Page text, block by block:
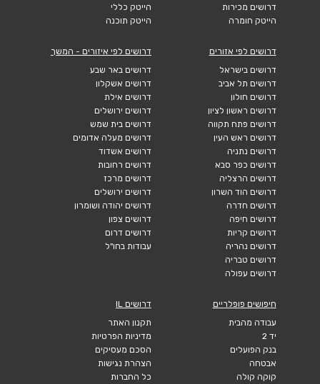
דרושים מכירות
הייטק חומרה
הייטק כללי
הייטק תוכנה
דרושים לפי אזורים
דרושים בישראל
דרושים תל אביב
דרושים חולון
דרושים ראשון לציון
דרושים פתח תקווה
דרושים ראש העין
דרושים נתניה
דרושים כפר סבא
דרושים הרצליה
דרושים הוד השרון
דרושים חדרה
דרושים חיפה
דרושים קריות
דרושים נהריה
דרושים טבריה
דרושים עפולה
דרושים לפי איזורים - המשך
דרושים באר שבע
דרושים אשקלון
דרושים אילת
דרושים ירושלים
דרושים בית שמש
דרושים מעלה אדומים
דרושים אשדוד
דרושים רחובות
דרושים מרכז
דרושים ירושלים
דרושים יהודה ושומרון
דרושים צפון
דרושים דרום
עבודות בחו"ל
חיפושים פופלריים
עבודה מהבית
יד 2
בנק הפועלים
אבטחה
קוקה קולה
דרושים IL
תקנון האתר
מדיניות הפרטיות
הסכם מעסיקים
הצהרת נגישות
כל החברות